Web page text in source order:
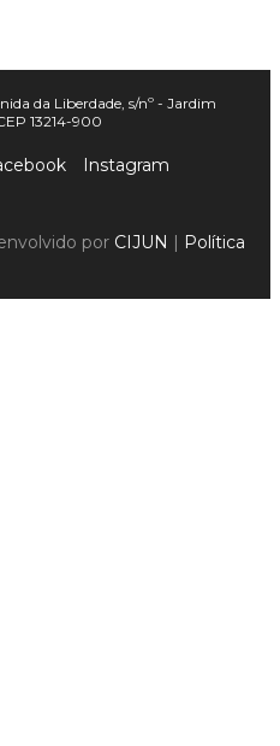
da Liberdade, s/nº - Jardim
13214-900
Instagram
por CIJUN | Política